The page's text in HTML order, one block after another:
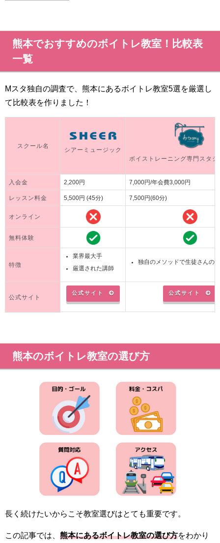
熊本でおすすめのボイトレ教室！比較表
一覧
Mスタ独自の調査で、熊本にあるボイトレ教室5選を厳選し
て比較表を作りました！
スクール名
シアーミュージック
ボイストレーニング専門スタ
入会金 2,200円 7,000円/年会費3,000円
レッスン料金 5,500円 (45分) 7,500円(60分)
オンライン
無料体験
特徴
業界最大手
厳選された講師
独自のメソッドで生徒さんの
公式サイト
公式サイト 公式サイト
熊本のボイトレ教室の選び方
長く続けたいからこそ教室選びはとても重要です。
この記事では、 熊本にあるボイトレ教室の選び方をわかり